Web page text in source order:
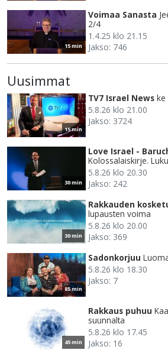
15 min
Voimaa Sanasta
2/4
1.4.25 klo 21.15
Jakso: 746
Uusimmat
15 min
TV7 Israel News ke
5.8.26 klo 21.00
Jakso: 3724
30 min
Love Israel -
Kolossalaiskirje.
5.8.26 klo 20.30
Jakso: 242
30 min
Rakkauden
lupausten voima
5.8.26 klo 20.00
Jakso: 369
85 min
Sadonkorjuu
5.8.26 klo 18.30
Jakso: 7
45 min
Rakkaus puhuu
suunnalta
5.8.26 klo 17.45
Jakso: 16